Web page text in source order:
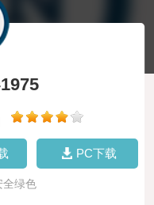
PC下载
全绿色